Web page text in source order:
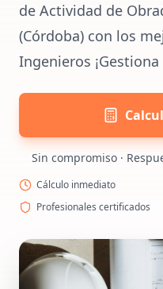
de Actividad de
(Córdoba) con los
Ingenieros
Sin compromiso ·
Cálculo inmediato
Profesionales certificados